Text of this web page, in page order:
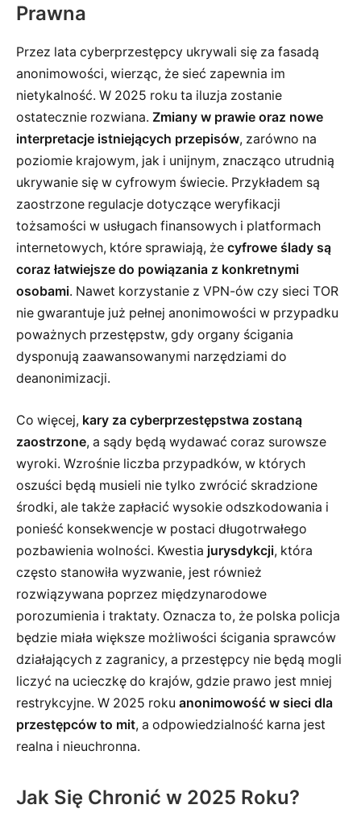
Prawna
Przez lata cyberprzestępcy ukrywali się za fasadą
anonimowości, wierząc, że sieć zapewnia im
nietykalność. W 2025 roku ta iluzja zostanie
ostatecznie rozwiana. Zmiany w prawie oraz nowe
interpretacje istniejących przepisów, zarówno na
poziomie krajowym, jak i unijnym, znacząco utrudnią
ukrywanie się w cyfrowym świecie. Przykładem są
zaostrzone regulacje dotyczące weryfikacji
tożsamości w usługach finansowych i platformach
internetowych, które sprawiają, że cyfrowe ślady są
coraz łatwiejsze do powiązania z konkretnymi
osobami. Nawet korzystanie z VPN-ów czy sieci TOR
nie gwarantuje już pełnej anonimowości w przypadku
poważnych przestępstw, gdy organy ścigania
dysponują zaawansowanymi narzędziami do
deanonimizacji.
Co więcej, kary za cyberprzestępstwa zostaną
zaostrzone, a sądy będą wydawać coraz surowsze
wyroki. Wzrośnie liczba przypadków, w których
oszuści będą musieli nie tylko zwrócić skradzione
środki, ale także zapłacić wysokie odszkodowania i
ponieść konsekwencje w postaci długotrwałego
pozbawienia wolności. Kwestia jurysdykcji, która
często stanowiła wyzwanie, jest również
rozwiązywana poprzez międzynarodowe
porozumienia i traktaty. Oznacza to, że polska policja
będzie miała większe możliwości ścigania sprawców
działających z zagranicy, a przestępcy nie będą mogli
liczyć na ucieczkę do krajów, gdzie prawo jest mniej
restrykcyjne. W 2025 roku anonimowość w sieci dla
przestępców to mit, a odpowiedzialność karna jest
realna i nieuchronna.
Jak Się Chronić w 2025 Roku?